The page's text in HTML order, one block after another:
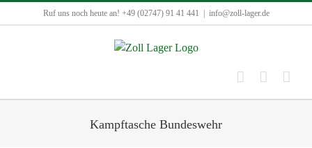
Inhalt
Ruf uns noch heute an! +49 (02747) 91 41 441 info@zoll-lager.de
Kampftasche Bundeswehr